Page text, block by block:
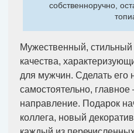
собственноручно,
Мужественный,
качества,
для мужчин. Сделать его
самостоятельно,
направление. Подарок
коллега, новый